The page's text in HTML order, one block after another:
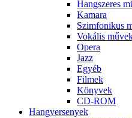
Hangszeres
Kamara
Szimfonikus
Vokális
Opera
Jazz
Egyéb
Filmek
Könyvek
CD-ROM
Hangversenyek